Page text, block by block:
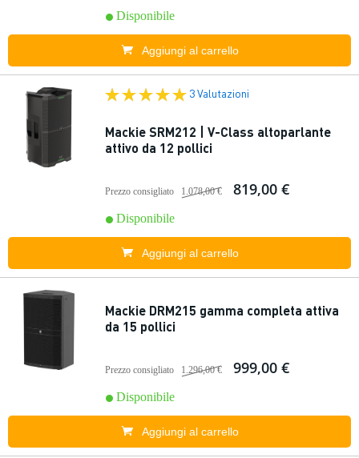
Disponibile
Aggiungi al carrello
3 Valutazioni
Mackie SRM212 | V-Class altoparlante
attivo da 12 pollici
Prezzo consigliato 1.078,00 € 819,00 €
Disponibile
Aggiungi al carrello
Mackie DRM215 gamma completa attiva
da 15 pollici
Prezzo consigliato 1.296,00 € 999,00 €
Disponibile
Aggiungi al carrello